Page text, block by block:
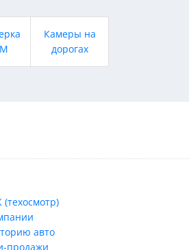
Камеры на
дорогах
авто
продажи